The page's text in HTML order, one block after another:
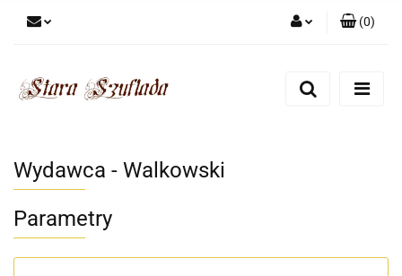
Zarejestruj się
(0)
Wydawca - Walkowski
Parametry